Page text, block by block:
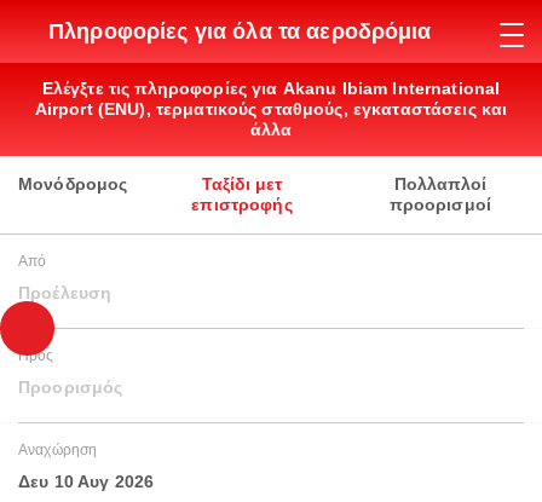
Πληροφορίες για όλα τα αεροδρόμια
Ελέγξτε τις πληροφορίες για Akanu Ibiam International
Airport (ENU), τερματικούς σταθμούς, εγκαταστάσεις και
άλλα
Μονόδρομος
Ταξίδι μετ
επιστροφής
Πολλαπλοί
προορισμοί
Από
Προέλευση
Προς
Προορισμός
Αναχώρηση
Δευ 10 Αυγ 2026